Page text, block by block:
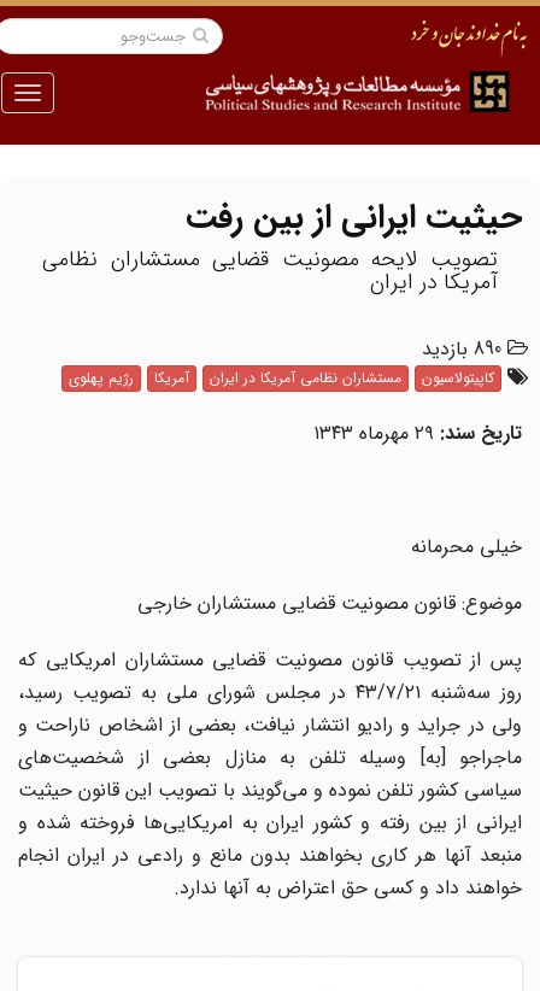
منو
حیثیت ایرانی از بین رفت
تصویب لایحه مصونیت قضایی مستشاران نظامی
آمریکا در ایران
890 بازدید
کاپیتولاسیون مستشاران نظامی آمریکا در ایران آمریکا رژیم پهلوی
تاریخ سند:۲۹ مهرماه ۱۳۴۳
خیلی محرمانه
موضوع: قانون مصونیت قضایی مستشاران خارجی
پس از تصویب قانون مصونیت قضایی مستشاران امریکایی که
روز سه‌شنبه ۴۳/۷/۲۱ در مجلس شورای ملی به تصویب رسید،
ولی در جراید و رادیو انتشار نیافت، بعضی از اشخاص ناراحت و
ماجراجو [به] وسیله تلفن به منازل بعضی از شخصیت‌های
سیاسی کشور تلفن نموده و می‌گویند با تصویب این قانون حیثیت
ایرانی از بین رفته و کشور ایران به امریکایی‌ها فروخته شده و
منبعد آنها هر کاری بخواهند بدون مانع و رادعی در ایران انجام
خواهند داد و کسی حق اعتراض به آنها ندارد.